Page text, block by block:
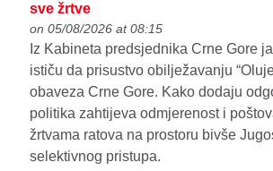
sve žrtve
on 05/08/2026 at 08:15
Iz Kabineta predsjednika Crne Gore
ističu da prisustvo obilježavanju
obaveza Crne Gore. Kako dodaju
politika zahtijeva odmjerenost i
žrtvama ratova na prostoru bivše
selektivnog pristupa.